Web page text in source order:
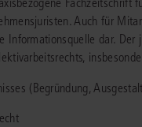
Verkehrsrecht
Auch für
Informationsquelle dar. Der
(Begründung,